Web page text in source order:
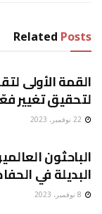
Related Posts
لتحقيق تغيير
الباحثون
البديلة في